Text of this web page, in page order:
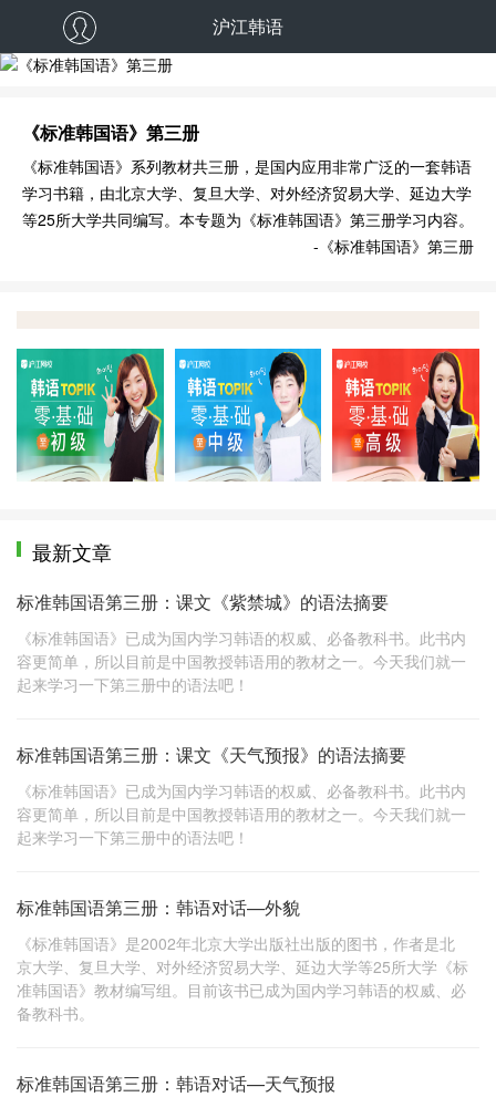
沪江韩语
《标准韩国语》第三册
《标准韩国语》系列教材共三册，是国内应用非常广泛的一套韩语
学习书籍，由北京大学、复旦大学、对外经济贸易大学、延边大学
等25所大学共同编写。本专题为《标准韩国语》第三册学习内容。
-《标准韩国语》第三册
TOPIK初级【随到随学
班】
TOPIK中级【随到随学
班】
最新文章
标准韩国语第三册：课文《紫禁城》的语法摘要
《标准韩国语》已成为国内学习韩语的权威、必备教科书。此书内
容更简单，所以目前是中国教授韩语用的教材之一。今天我们就一
起来学习一下第三册中的语法吧！
标准韩国语第三册：课文《天气预报》的语法摘要
《标准韩国语》已成为国内学习韩语的权威、必备教科书。此书内
容更简单，所以目前是中国教授韩语用的教材之一。今天我们就一
起来学习一下第三册中的语法吧！
标准韩国语第三册：韩语对话—外貌
《标准韩国语》是2002年北京大学出版社出版的图书，作者是北
京大学、复旦大学、对外经济贸易大学、延边大学等25所大学《标
准韩国语》教材编写组。目前该书已成为国内学习韩语的权威、必
备教科书。
标准韩国语第三册：韩语对话—天气预报